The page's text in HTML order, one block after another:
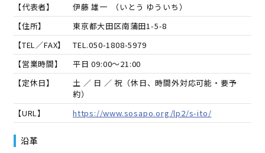
【代表者】 伊藤 雄一 （いとう ゆういち）
【住所】
東京都大田区南蒲田1-5-8
【TEL／FAX】
TEL.050-1808-5979
【営業時間】
平日 09:00～21:00
【定休日】
土 ／ 日 ／ 祝（休日、時間外対応可能・要予
約）
【URL】
https://www.sosapo.org/lp2/s-ito/
沿革